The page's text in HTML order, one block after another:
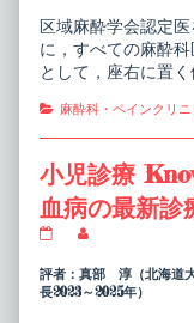
区域麻酔学会認定
に，すべての麻酔
として，座右に置
Categories
麻酔科・ペインクリニ
小児診療
血病の最新診
診
療
posts
by
評者：真部 淳（北海道
長2023～2025年）